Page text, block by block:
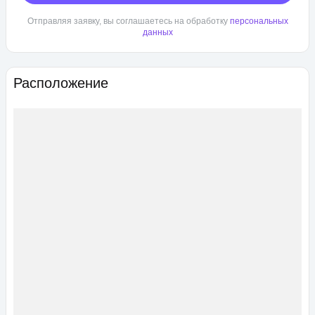
Расположение
Отправляя заявку, вы соглашаетесь на обработку персональных
данных